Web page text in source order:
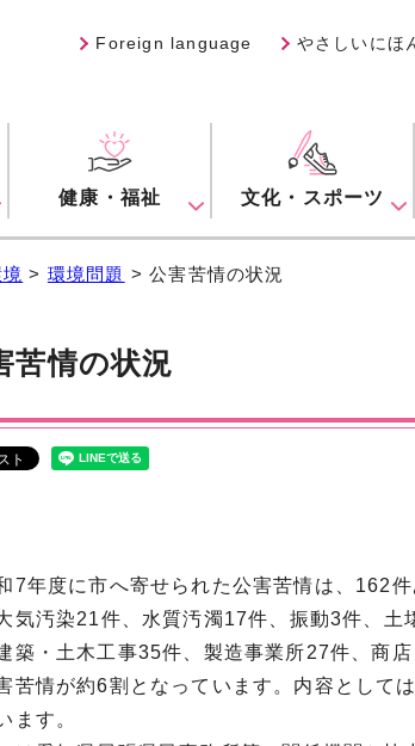
Foreign language やさしいにほ
健康・福祉 文化・スポーツ
> 環境問題 > 公害苦情の状況
苦情の状況
7年度に市へ寄せられた公害苦情は、162
気汚染21件、水質汚濁17件、振動3件、
築・土木工事35件、製造事業所27件、商
苦情が約6割となっています。内容として
ます。